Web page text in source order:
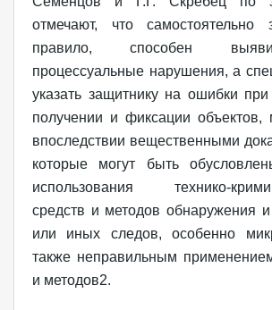
отмечают, что самостоятельно
правило, способен
процессуальные нарушения, а
указать защитнику на ошибки
получении и фиксации объектов,
впоследствии вещественными
которые могут быть
использования технико-
средств и методов обнаружения
или иных следов, особенно
также неправильным
и методов2.